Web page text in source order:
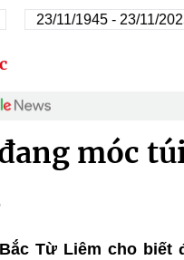
23/11/1945 - 23/11/2025
móc
Từ Liêm cho